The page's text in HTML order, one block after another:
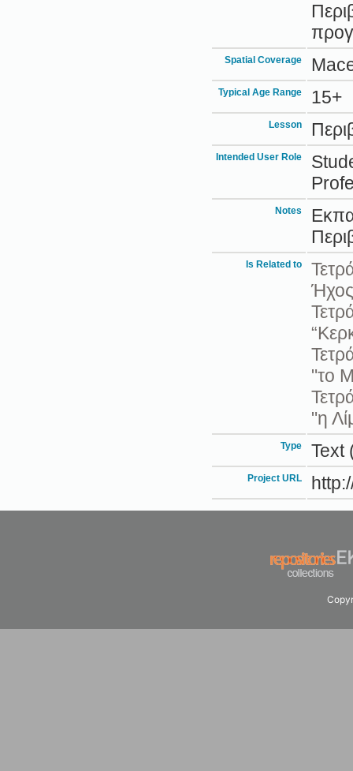
Spatial Coverage
Typical Age Range 15+
Lesson
Intended User Role
Notes
Is Related to
"το
"η
Type Text
Project URL